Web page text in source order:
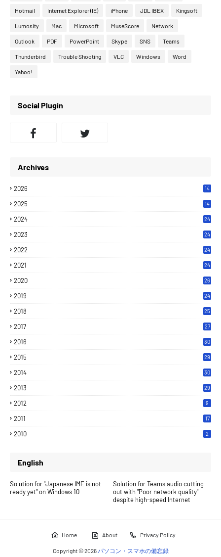
Hotmail Internet Explorer (IE) iPhone JDL IBEX Kingsoft
Lumosity Mac Microsoft MuseScore Network
Outlook PDF PowerPoint Skype SNS Teams
Thunderbird Trouble Shooting VLC Windows Word
Yahoo!
Social Plugin
Archives
2026 14
2025 14
2024 24
2023 24
2022 24
2021 24
2020 26
2019 24
2018 25
2017 27
2016 30
2015 29
2014 30
2013 29
2012 9
2011 17
2010 2
English
Solution for "Japanese IME is not
ready yet" on Windows 10
Solution for Teams audio cutting
out with "Poor network quality"
despite high-speed Internet
Home About Privacy Policy
Copyright ©2026パソコン・スマホの備忘録